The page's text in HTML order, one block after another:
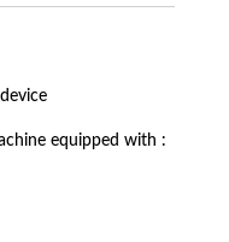
equipped with :